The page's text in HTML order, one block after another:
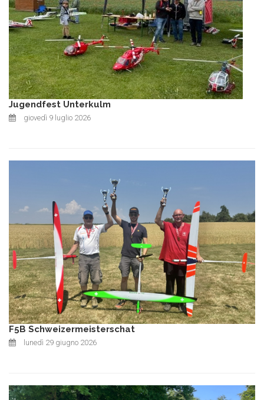
Jugendfest Unterkulm
giovedì 9 luglio 2026
F5B Schweizermeisterschat
lunedì 29 giugno 2026